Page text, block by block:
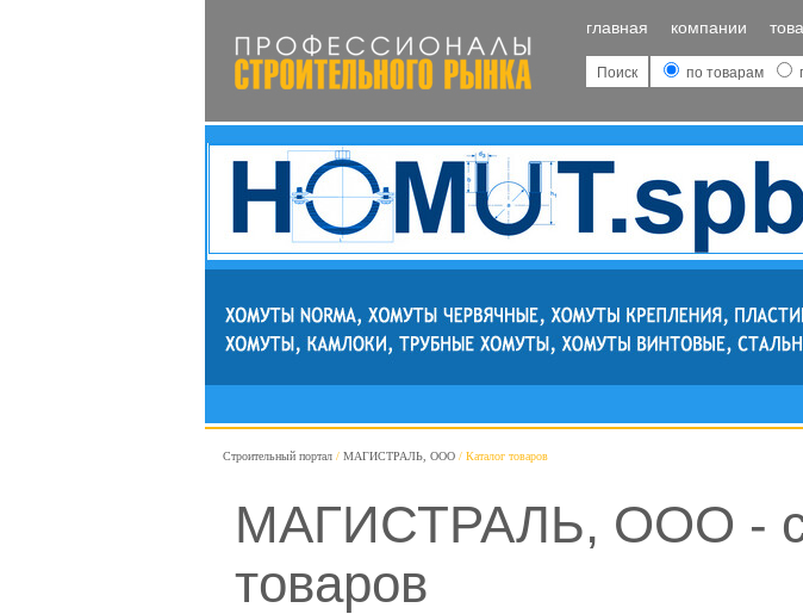
главная компании
Поиск по товарам
Строительный портал МАГИСТРАЛЬ, ООО Каталог товаров
МАГИСТРАЛЬ, ООО -
товаров